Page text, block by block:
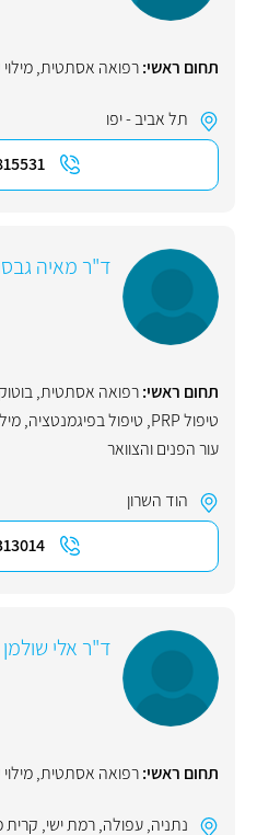
תחום ראשי:רפואה אסתטית,
תל אביב - יפו
ד"ר מאיה
תחום ראשי:רפואה אסתטית,
טיפול PRP
, טיפול בפיגמנטציה,
עור הפנים והצוואר
הוד השרון
ד"ר אלי שולמן
תחום ראשי:רפואה אסתטית,
נתניה,עפולה,רמת ישי, קרית